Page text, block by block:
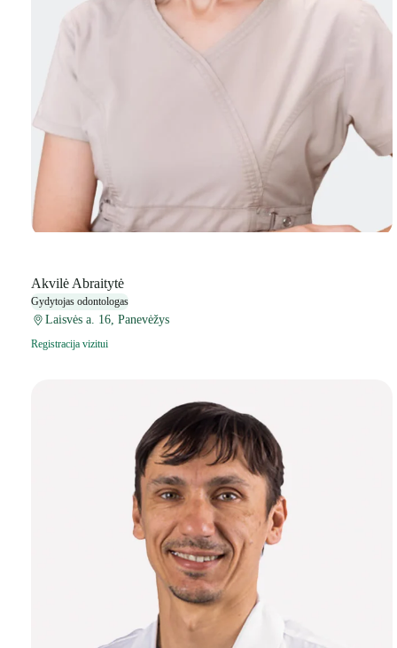
Akvilė Abraitytė
Gydytojas odontologas
Laisvės a. 16, Panevėžys
Registracija vizitui